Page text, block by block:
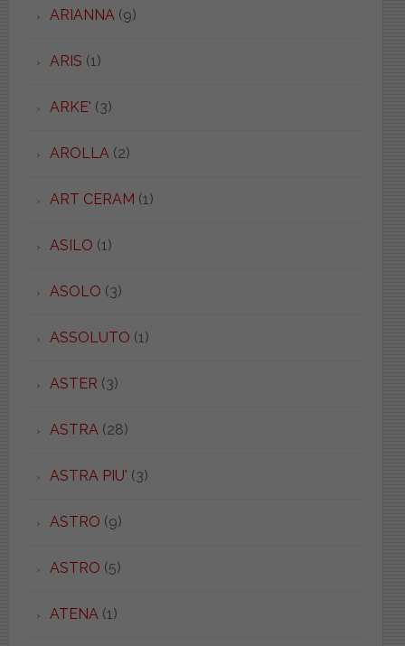
ARIANNA (9)
ARIS (1)
ARKE' (3)
AROLLA (2)
ART CERAM (1)
ASILO (1)
ASOLO (3)
ASSOLUTO (1)
ASTER (3)
ASTRA (28)
ASTRA PIU' (3)
ASTRO (9)
ASTRO (5)
ATENA (1)